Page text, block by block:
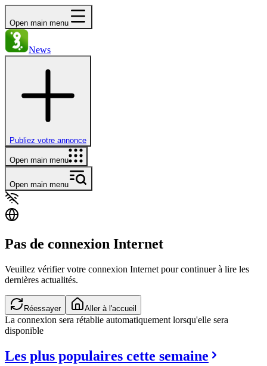
Open main menu
News
Publiez votre annonce
Open main menu
Open main menu
Pas de connexion Internet
Veuillez vérifier votre connexion Internet pour continuer à lire les
dernières actualités.
Réessayer Aller à l'accueil
La connexion sera rétablie automatiquement lorsqu'elle sera
disponible
Les plus populaires cette semaine